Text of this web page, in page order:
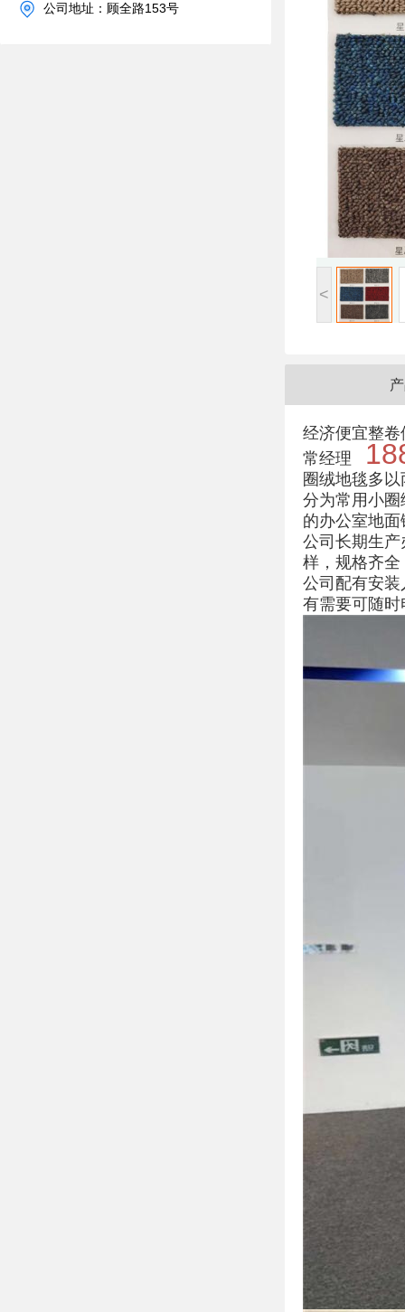
公司地址：顾全路153号
<
经济便宜整
常经理
圈绒地毯多
分为常用小
的办公室地
公司长期生
样，规格齐
公司配有安
有需要可随